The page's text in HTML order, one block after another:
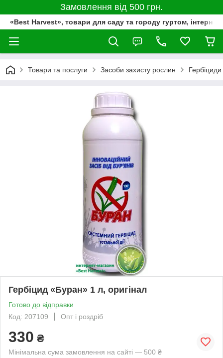
Замовлення від 500 грн.
«Best Harvest», товари для саду та городу гуртом,
Товари та послуги Засоби захисту рослин Гербіциди
Гербіцид «Буран» 1 л, оригінал
Готово до відправки
Код: 207109
Опт і роздріб
330 ₴
Мінімальна сума замовлення на сайті — 500 ₴